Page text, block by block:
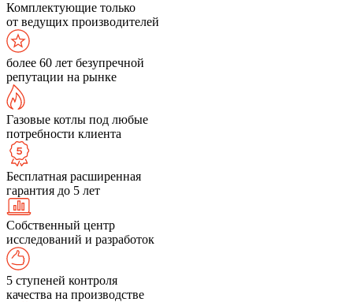
Комплектующие только
от ведущих производителей
более 60 лет безупречной
репутации на рынке
Газовые котлы под любые
потребности клиента
Бесплатная расширенная
гарантия до 5 лет
Собственный центр
исследований и разработок
5 ступеней контроля
качества на производстве